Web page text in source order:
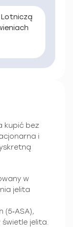
Lotniczą
kupić bez
i
w
jelita
(5‑ASA),
jelita.